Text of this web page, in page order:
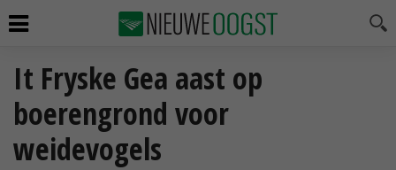
It Fryske Gea aast op
boerengrond voor
weidevogels